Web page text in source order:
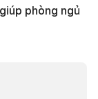
phòng ngủ